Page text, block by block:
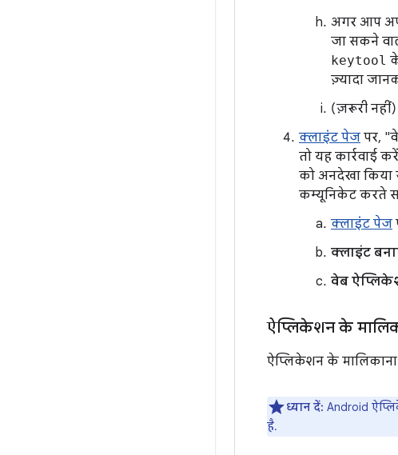
अगर आप
जा सकने
keytool
ज़्यादा
(ज़रूरी नहीं)
क्लाइंट पेज पर,
तो यह कार्रवाई
को अनदेखा किया
कम्यूनिकेट करते
क्लाइंट पेज
क्लाइंट
वेब
ऐप्लिकेशन के
ऐप्लिकेशन के
ध्यान दें: Android
है.